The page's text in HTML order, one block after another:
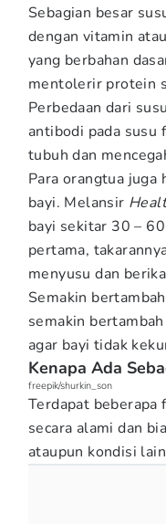
Sebagian besar
dengan vitamin
yang berbahan
mentolerir protein
Perbedaan dari
antibodi pada
tubuh dan
Para orangtua juga
bayi. Melansir
bayi sekitar 30 –
pertama,
menyusu dan
Semakin
semakin
agar bayi tidak
Kenapa Ada
freepik/shurkin_son
Terdapat beberapa
secara alami dan
ataupun kondisi